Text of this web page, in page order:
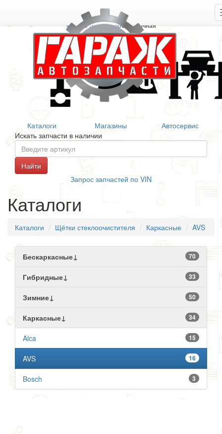
+7 906 377 46 46Справочная
Каталоги Магазины
Автосервис
Искать запчасти в наличии
Запрос запчастей по VIN
Каталоги
Каталоги Щётки стеклоочистителя Каркасные AVS
Бескаркасные↓ 70
Гибридные↓ 33
Зимние↓ 50
Каркасные↓ 34
15
Alca
16
AVS
3
Bosch